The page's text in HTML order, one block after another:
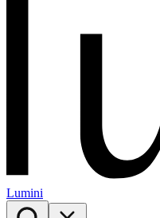
Lumini